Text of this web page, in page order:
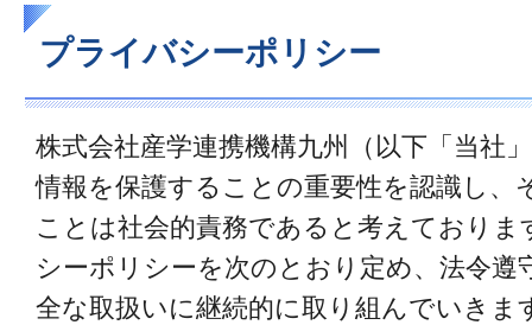
プライバシーポリシー
株式会社産学連携機構九州（以下「当社
情報を保護することの重要性を認識し、
ことは社会的責務であると考えており
シーポリシーを次のとおり定め、法令遵
全な取扱いに継続的に取り組んでいきま